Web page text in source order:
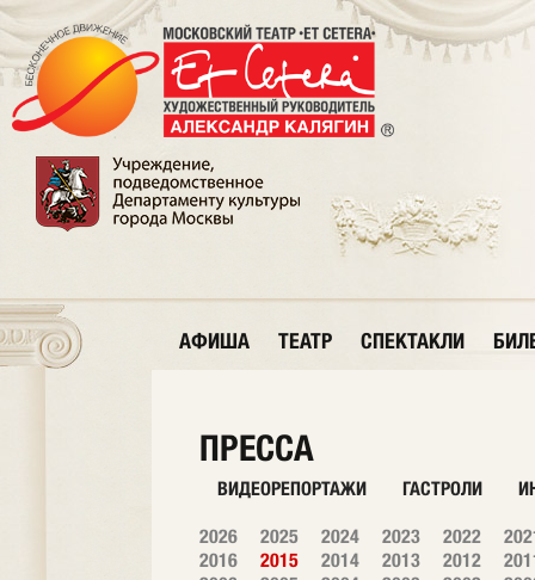
АФИША ТЕАТР СПЕКТАКЛИ
ПРЕССА
ВИДЕОРЕПОРТАЖИ ГАСТРОЛИ
2026 2025 2024 2023 2022
2016
2015 2014 2013 2012